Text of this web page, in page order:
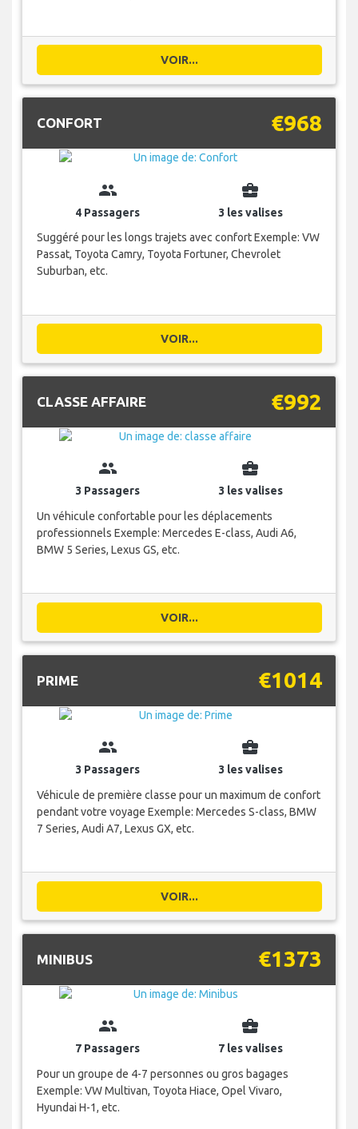
VOIR...
CONFORT €968
group
4 Passagers
business_center
3 les valises
Suggéré pour les longs trajets avec confort Exemple: VW
Passat, Toyota Camry, Toyota Fortuner, Chevrolet
Suburban, etc.
VOIR...
CLASSE AFFAIRE €992
group
3 Passagers
business_center
3 les valises
Un véhicule confortable pour les déplacements
professionnels Exemple: Mercedes E-class, Audi A6,
BMW 5 Series, Lexus GS, etc.
VOIR...
PRIME €1014
group
3 Passagers
business_center
3 les valises
Véhicule de première classe pour un maximum de confort
pendant votre voyage Exemple: Mercedes S-class, BMW
7 Series, Audi A7, Lexus GX, etc.
VOIR...
MINIBUS €1373
group
7 Passagers
business_center
7 les valises
Pour un groupe de 4-7 personnes ou gros bagages
Exemple: VW Multivan, Toyota Hiace, Opel Vivaro,
Hyundai H-1, etc.